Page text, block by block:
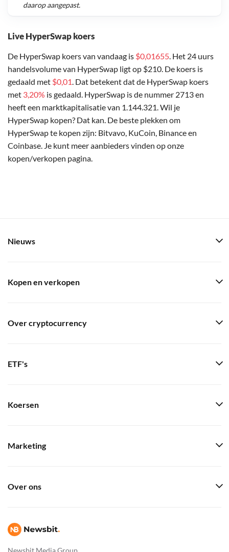
Live HyperSwap koers
De HyperSwap koers van vandaag is $0,01655. Het 24 uurs
handelsvolume van HyperSwap ligt op $210. De koers is
gedaald met $0,01. Dat betekent dat de HyperSwap koers
met 3,20% is gedaald. HyperSwap is de nummer 2713 en
heeft een marktkapitalisatie van 1.144.321. Wil je
HyperSwap kopen? Dat kan. De beste plekken om
HyperSwap te kopen zijn: Bitvavo, KuCoin, Binance en
Coinbase. Je kunt meer aanbieders vinden op onze
kopen/verkopen pagina.
daarop aangepast.
Newsbit Media Group
Nieuws
Kopen en verkopen
Over cryptocurrency
ETF's
Koersen
Marketing
Over ons